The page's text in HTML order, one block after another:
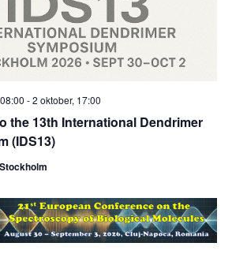
the 13th International Dendrimer
(IDS13)
-2 oktober, 17:00